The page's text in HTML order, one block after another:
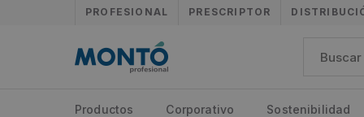
PROFESIONAL PRESCRIPTOR
Productos Corporativo Sostenibilidad